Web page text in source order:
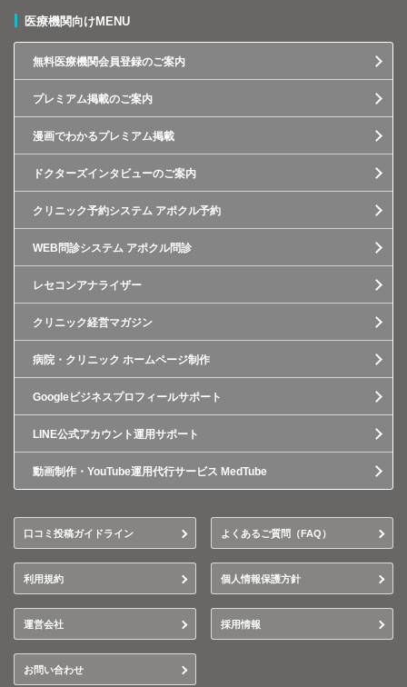
医療機関向けMENU
無料医療機関会員登録のご案内
プレミアム掲載のご案内
漫画でわかるプレミアム掲載
ドクターズインタビューのご案内
クリニック予約システム アポクル予約
WEB問診システム アポクル問診
レセコンアナライザー
クリニック経営マガジン
病院・クリニック ホームページ制作
Googleビジネスプロフィールサポート
LINE公式アカウント運用サポート
動画制作・YouTube運用代行サービス MedTube
口コミ投稿ガイドライン よくあるご質問（FAQ）
利用規約 個人情報保護方針
運営会社 採用情報
お問い合わせ